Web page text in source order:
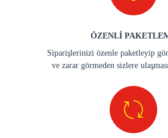
ÖZENLİ
Siparişlerinizi özenle paketleyip
ve zarar görmeden sizlere